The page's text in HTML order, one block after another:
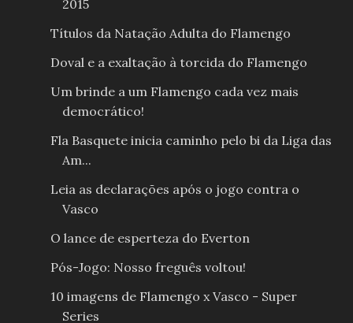
2015
Títulos da Natação Adulta do Flamengo
Doval e a exaltação à torcida do Flamengo
Um brinde a um Flamengo cada vez mais
democrático!
Fla Basquete inicia caminho pelo bi da Liga das
Am...
Leia as declarações após o jogo contra o
Vasco
O lance de esperteza do Everton
Pós-Jogo: Nosso freguês voltou!
10 imagens de Flamengo x Vasco - Super
Series